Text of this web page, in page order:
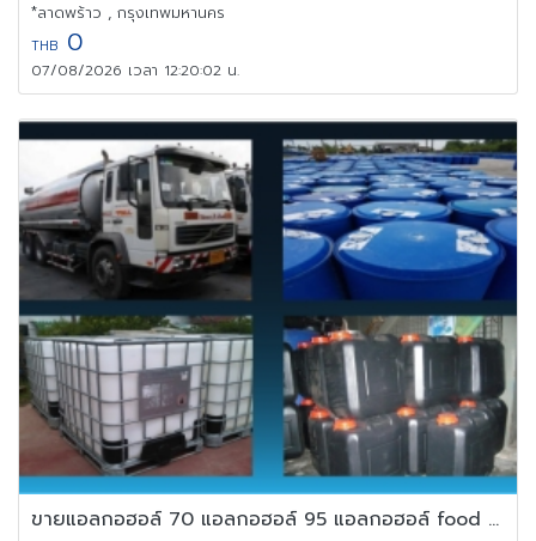
*ลาดพร้าว , กรุงเทพมหานคร
THB 0
07/08/2026 เวลา 12:20:02 น.
ขายแอลกอฮอล์ 70 แอลกอฮอล์ 95 แอลกอฮอล์ food grade